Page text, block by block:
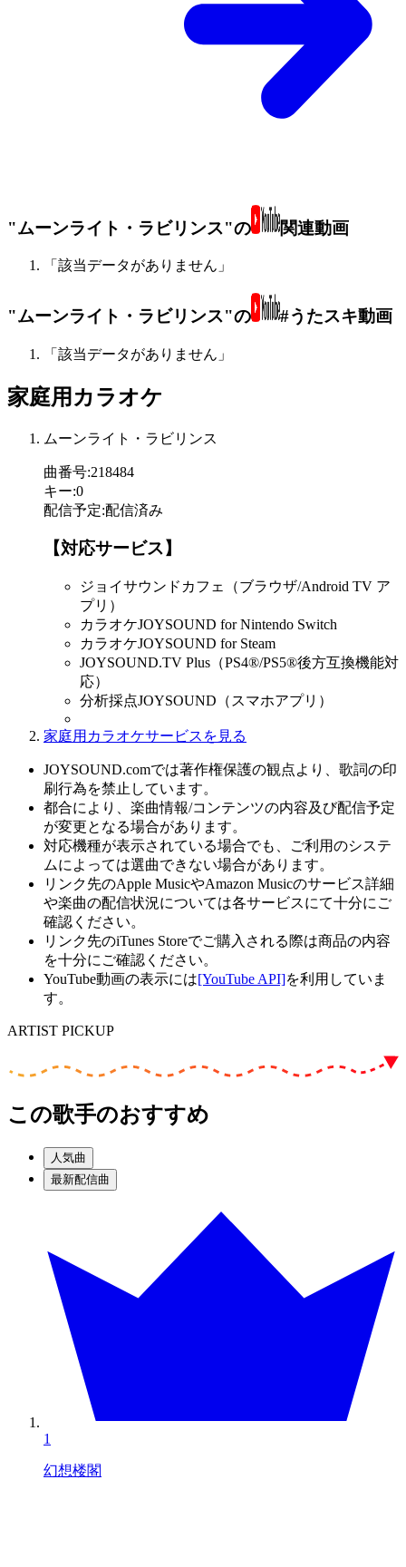
"ムーンライト・ラビリンス"の 関連動画
「該当データがありません」
"ムーンライト・ラビリンス"の #うたスキ動画
「該当データがありません」
家庭用カラオケ
ムーンライト・ラビリンス
曲番号:218484
キー:0
配信予定:配信済み
【対応サービス】
ジョイサウンドカフェ（ブラウザ/Android TV ア
プリ）
カラオケJOYSOUND for Nintendo Switch
カラオケJOYSOUND for Steam
JOYSOUND.TV Plus（PS4®/PS5®後方互換機能対
応）
分析採点JOYSOUND（スマホアプリ）
家庭用カラオケサービスを見る
JOYSOUND.comでは著作権保護の観点より、歌詞の印
刷行為を禁止しています。
都合により、楽曲情報/コンテンツの内容及び配信予定
が変更となる場合があります。
対応機種が表示されている場合でも、ご利用のシステ
ムによっては選曲できない場合があります。
リンク先のApple MusicやAmazon Musicのサービス詳細
や楽曲の配信状況については各サービスにて十分にご
確認ください。
リンク先のiTunes Storeでご購入される際は商品の内容
を十分にご確認ください。
YouTube動画の表示には[YouTube API]を利用していま
す。
ARTIST PICKUP
この歌手のおすすめ
人気曲
最新配信曲
1
幻想楼閣